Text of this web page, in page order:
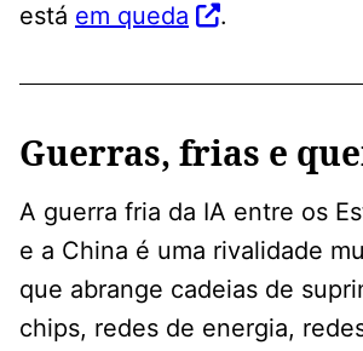
está em queda .
Guerras, frias e
A guerra fria da IA ​​entre os
e a China é uma rivalidade
que abrange cadeias de
chips, redes de energia,